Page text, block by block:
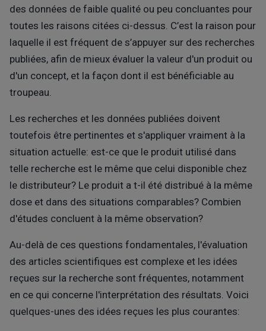
des données de faible qualité ou peu concluantes pour
toutes les raisons citées ci-dessus. C’est la raison pour
laquelle il est fréquent de s’appuyer sur des recherches
publiées, afin de mieux évaluer la valeur d'un produit ou
d'un concept, et la façon dont il est bénéficiable au
troupeau.
Les recherches et les données publiées doivent
toutefois être pertinentes et s'appliquer vraiment à la
situation actuelle: est-ce que le produit utilisé dans
telle recherche est le même que celui disponible chez
le distributeur? Le produit a t-il été distribué à la même
dose et dans des situations comparables? Combien
d'études concluent à la même observation?
Au-delà de ces questions fondamentales, l'évaluation
des articles scientifiques est complexe et les idées
reçues sur la recherche sont fréquentes, notamment
en ce qui concerne l'interprétation des résultats. Voici
quelques-unes des idées reçues les plus courantes: